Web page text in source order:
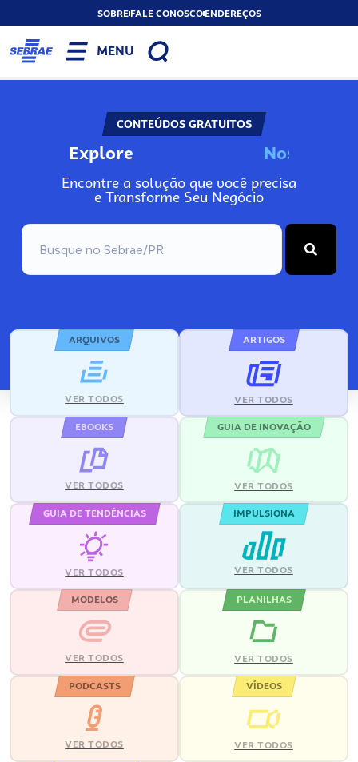
SOBREFALE CONOSCOENDEREÇOS
MENU
CONTEÚDOS GRATUITOS
Explore No
Encontre a solução que você precisa
e Transforme Seu Negócio
ARQUIVOS
VER TODOS
ARTIGOS
VER TODOS
EBOOKS
VER TODOS
GUIA DE INOVAÇÃO
VER TODOS
GUIA DE TENDÊNCIAS
VER TODOS
IMPULSIONA
VER TODOS
MODELOS
VER TODOS
PLANILHAS
VER TODOS
PODCASTS
VER TODOS
VÍDEOS
VER TODOS